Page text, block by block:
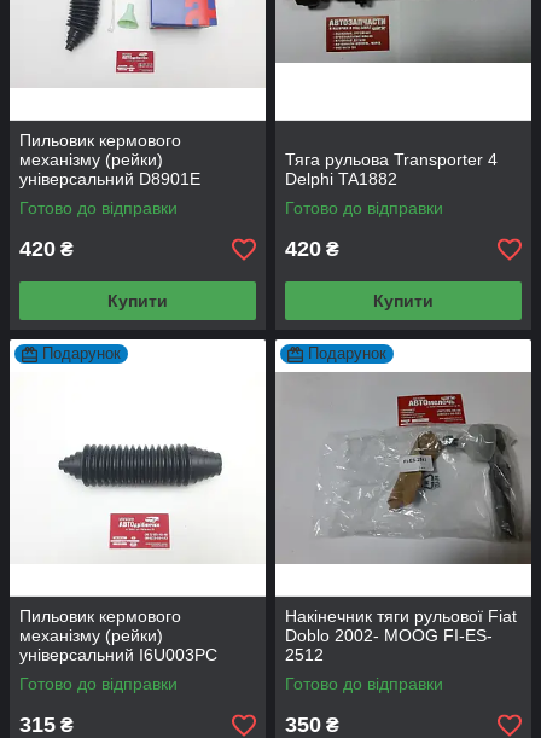
Пильовик кермового
механізму (рейки)
універсальний D8901E
Autofren
Готово до відправки
420 ₴
Купити
Тяга рульова Transporter 4
Delphi TA1882
Готово до відправки
420 ₴
Купити
Подарунок
Пильовик кермового
механізму (рейки)
універсальний I6U003PC
Pascal
Готово до відправки
315 ₴
Подарунок
Накінечник тяги рульової Fiat
Doblo 2002- MOOG FI-ES-
2512
Готово до відправки
350 ₴